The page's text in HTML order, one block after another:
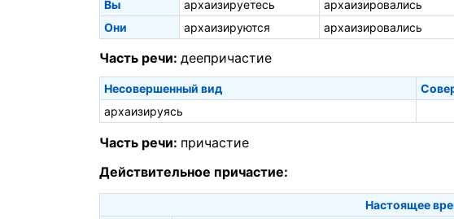
Вы
архаизируетесь архаизировались
Они
архаизируются архаизировались
Часть речи: деепричастие
Несовершенный вид
архаизируясь
Часть речи: причастие
Действительное причастие:
Настоящее